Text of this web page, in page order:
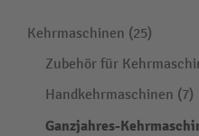
Kehrmaschinen (25)
Zubehör für
Handkehrmaschinen (7)
Ganzjahres-